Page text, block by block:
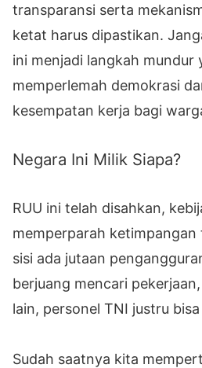
transparansi serta
ketat harus dipastikan.
ini menjadi langkah mundur
memperlemah demokrasi
kesempatan kerja bagi
Negara Ini Milik Siapa?
RUU ini telah disahkan,
memperparah ketimpangan
sisi ada jutaan
berjuang mencari
lain, personel TNI justru
Sudah saatnya kita